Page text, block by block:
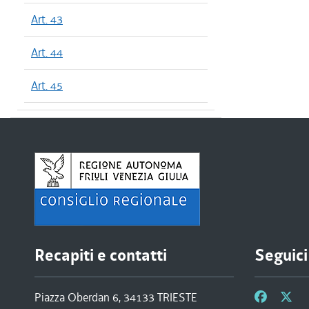
Art. 43
Art. 44
Art. 45
Recapiti e contatti
Piazza Oberdan 6, 34133 TRIESTE